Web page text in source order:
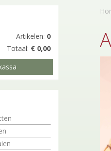
Artikelen: 0
Totaal: € 0,00